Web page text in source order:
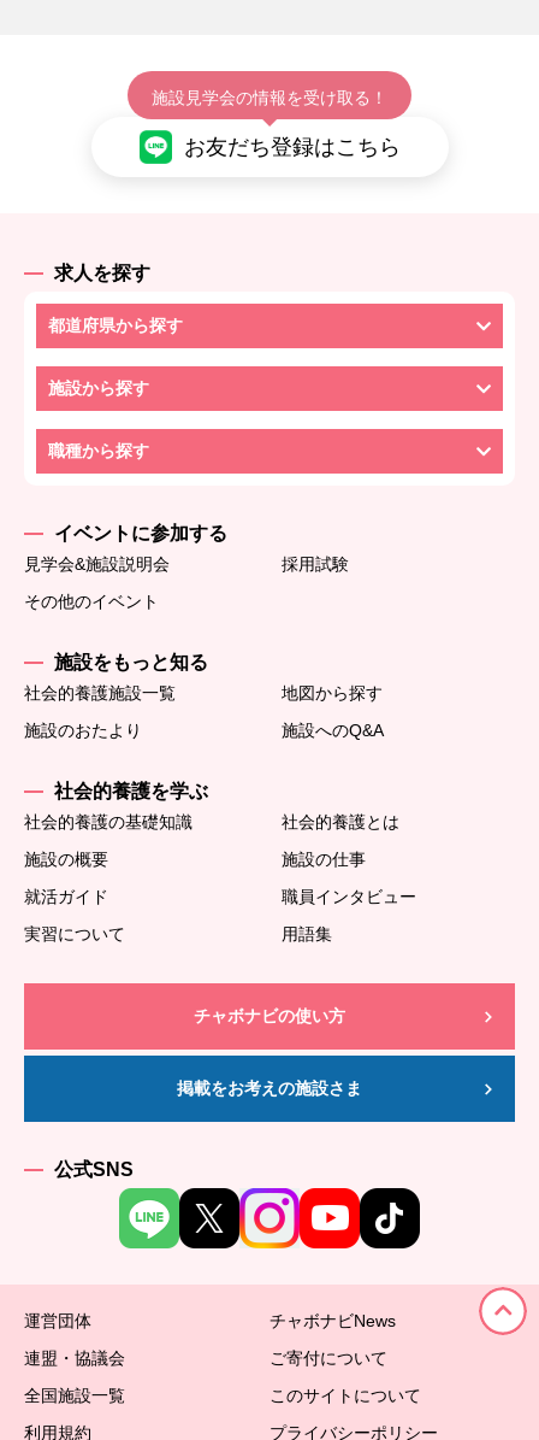
施設見学会の情報を受け取る！
お友だち登録はこちら
求人を探す
都道府県から探す
施設から探す
職種から探す
イベントに参加する
見学会&施設説明会
採用試験
その他のイベント
施設をもっと知る
社会的養護施設一覧
地図から探す
施設のおたより
施設へのQ&A
社会的養護を学ぶ
社会的養護の基礎知識
社会的養護とは
施設の概要
施設の仕事
就活ガイド
職員インタビュー
実習について
用語集
チャボナビの使い方
掲載をお考えの施設さま
公式SNS
運営団体
チャボナビNews
連盟・協議会
ご寄付について
全国施設一覧
このサイトについて
利用規約
プライバシーポリシー